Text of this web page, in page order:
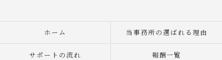
ホーム 当事務所の選ばれる理由
サポートの流れ 報酬一覧